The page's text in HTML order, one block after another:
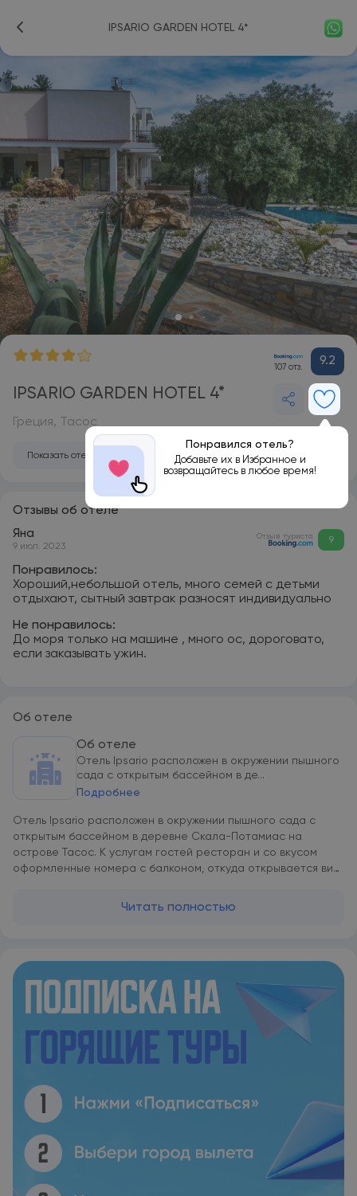
IPSARIO GARDEN HOTEL 4*
107 отз. 9.2
IPSARIO GARDEN HOTEL 4*
Понравился отель?
Добавьте их в Избранное и
возвращайтесь в любое время!
Греция, Тасос
Показать отель на карте
Отзывы об отеле
Яна
9 июл. 2023
Отзыв туриста 9
Понравилось:
Хороший,небольшой отель, много семей с детьми
отдыхают, сытный завтрак разносят индивидуально
Не понравилось:
До моря только на машине , много ос, дороговато,
если заказывать ужин.
Об отеле
Об отеле
Отель Ipsario расположен в окружении пышного
сада с открытым бассейном в де...
Подробнее
Отель Ipsario расположен в окружении пышного сада с
открытым бассейном в деревне Скала-Потамиас на
острове Тасос. К услугам гостей ресторан и со вкусом
оформленные номера с балконом, откуда открывается вид
фен, а также халат/гель для душа/бокала для волос. Во
всех номерах бесплатно предоставляется чайник с чаем и
«шведский стол». В ресторане на территории комплекса
можно пообедать или поужинать. В снэк-баре можно
заказать легкие закуски и напитки. Также производится
обслуживание номеров с 12.00- 19.00. Центр деревни Скала
Расстояние до ресторанов и баров составляет 200 м, а до
супермаркетов — 100 м. На территории обустроена
бесплатная частная парковка.
Читать полностью